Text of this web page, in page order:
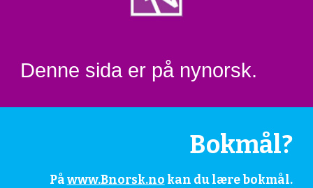
Denne sida er på nynorsk.
Bokmål?
Påwww.Bnorsk.no kan du lære bokmål.